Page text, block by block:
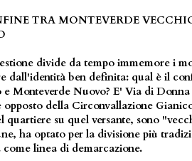
TRA MONTEVERDE
divide da tempo immemore i
dall'identità ben definita: qual è il
e Monteverde Nuovo? E' Via di
opposto della Circonvallazione
quartiere su quel versante, sono
ha optato per la divisione più
linea di demarcazione.